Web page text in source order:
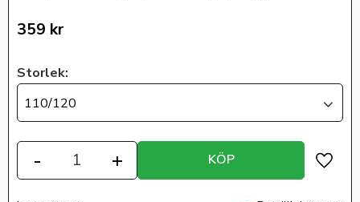
359 kr
Storlek:
110/120
+
- KÖP
Lägg